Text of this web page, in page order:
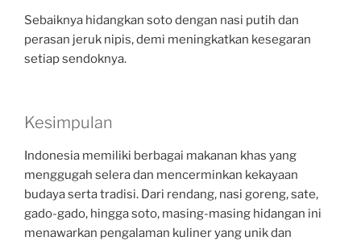
Sebaiknya hidangkan soto dengan nasi putih dan
perasan jeruk nipis, demi meningkatkan kesegaran
setiap sendoknya.
Kesimpulan
Indonesia memiliki berbagai makanan khas yang
menggugah selera dan mencerminkan kekayaan
budaya serta tradisi. Dari rendang, nasi goreng, sate,
gado-gado, hingga soto, masing-masing hidangan ini
menawarkan pengalaman kuliner yang unik dan